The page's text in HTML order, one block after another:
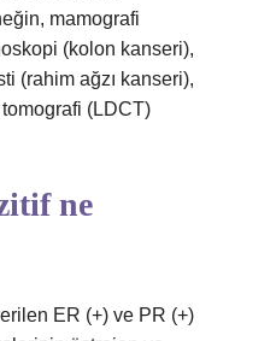
mamografi
(kolon kanseri),
(rahim ağzı kanseri),
(LDCT)
ne
ER (+) ve PR (+)